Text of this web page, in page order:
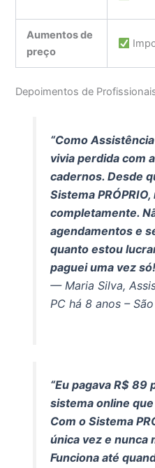
Aumentos de
preço
Depoimentos de
“Como
vivia perdida com
cadernos. Desde
Sistema
completamente.
agendamentos e
quanto estou
paguei uma vez
— Maria Silva,
PC há 8 anos –
“Eu pagava R$ 89
sistema online
Com o Sistema
única vez e nunca
Funciona até